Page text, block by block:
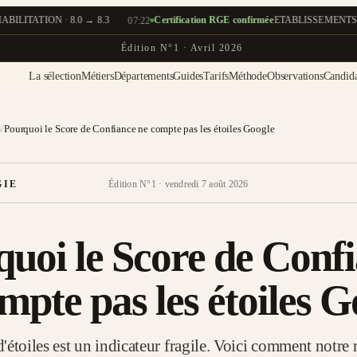
→ 8.3 07:22 Certification RGE confirmée·ETABLISSEMENTS ROBINO ·
Édition N°1 · Avril 2026
La sélectionMétiersDépartementsGuidesTarifsMéthodeObservations
/Pourquoi le Score de Confiance ne compte pas les étoiles Google
Édition N°1 · vendredi 7 août 2026
le Score de
pas les étoiles
est un indicateur fragile. Voici comment notre